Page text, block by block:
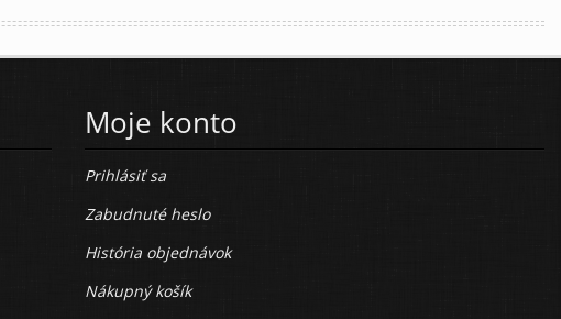
Moje konto
Prihlásiť sa
Zabudnuté heslo
História objednávok
Nákupný košík